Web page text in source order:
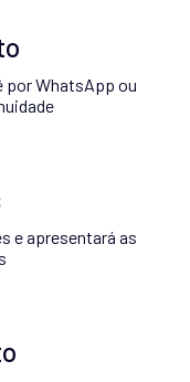
WhatsApp ou
e apresentará as